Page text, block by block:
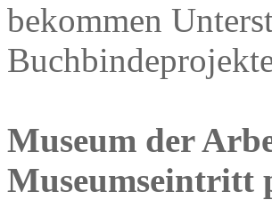
bekommen
Museum der
Museumseintritt